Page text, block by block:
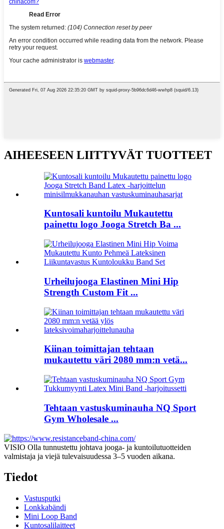
AIHEESEEN LIITTYVÄT TUOTTEET
Kuntosali kuntoilu Mukautettu
painettu logo Jooga Stretch Ba ...
Urheilujooga Elastinen Mini Hip
Strength Custom Fit ...
Kiinan toimittajan tehtaan
mukautettu väri 2080 mm:n vetä...
Tehtaan vastuskuminauha NQ Sport
Gym Wholesale ...
VISIO Olla tunnustettu johtava jooga- ja kuntoilutuotteiden
valmistaja ja viejä tulevaisuudessa 3–5 vuoden aikana.
Tiedot
Vastusputki
Lonkkabändi
Mini Loop Band
Kuntosalilaitteet